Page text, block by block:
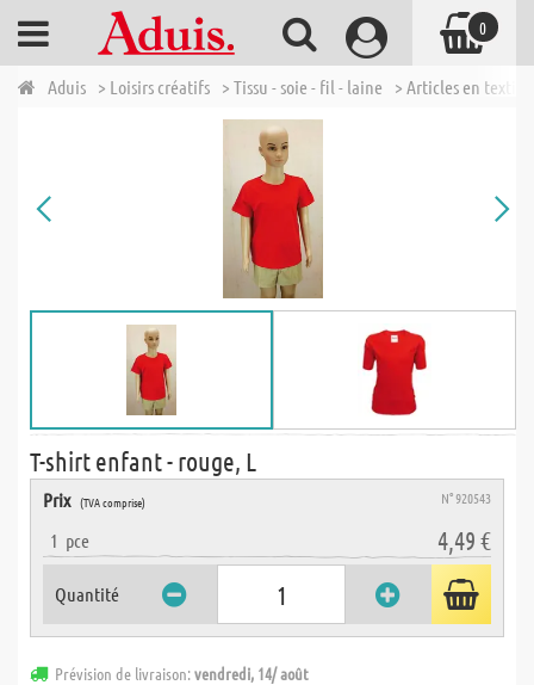
Aduis > Loisirs créatifs > Tissu - soie - fil - laine > Articles en textile
T-shirt enfant - rouge, L
Prix (TVA comprise) N° 920543
1 pce 4,49 €
Quantité
Prévision de livraison:vendredi, 14/ août
0